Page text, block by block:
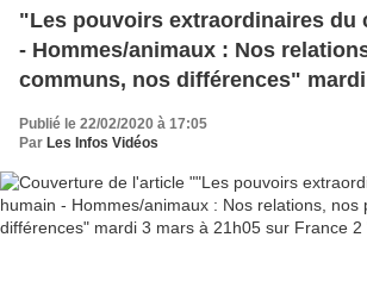
"Les pouvoirs extraordinaires du
- Hommes/animaux : Nos
communs, nos différences"
Publié le 22/02/2020 à 17:05
Par Les Infos Vidéos